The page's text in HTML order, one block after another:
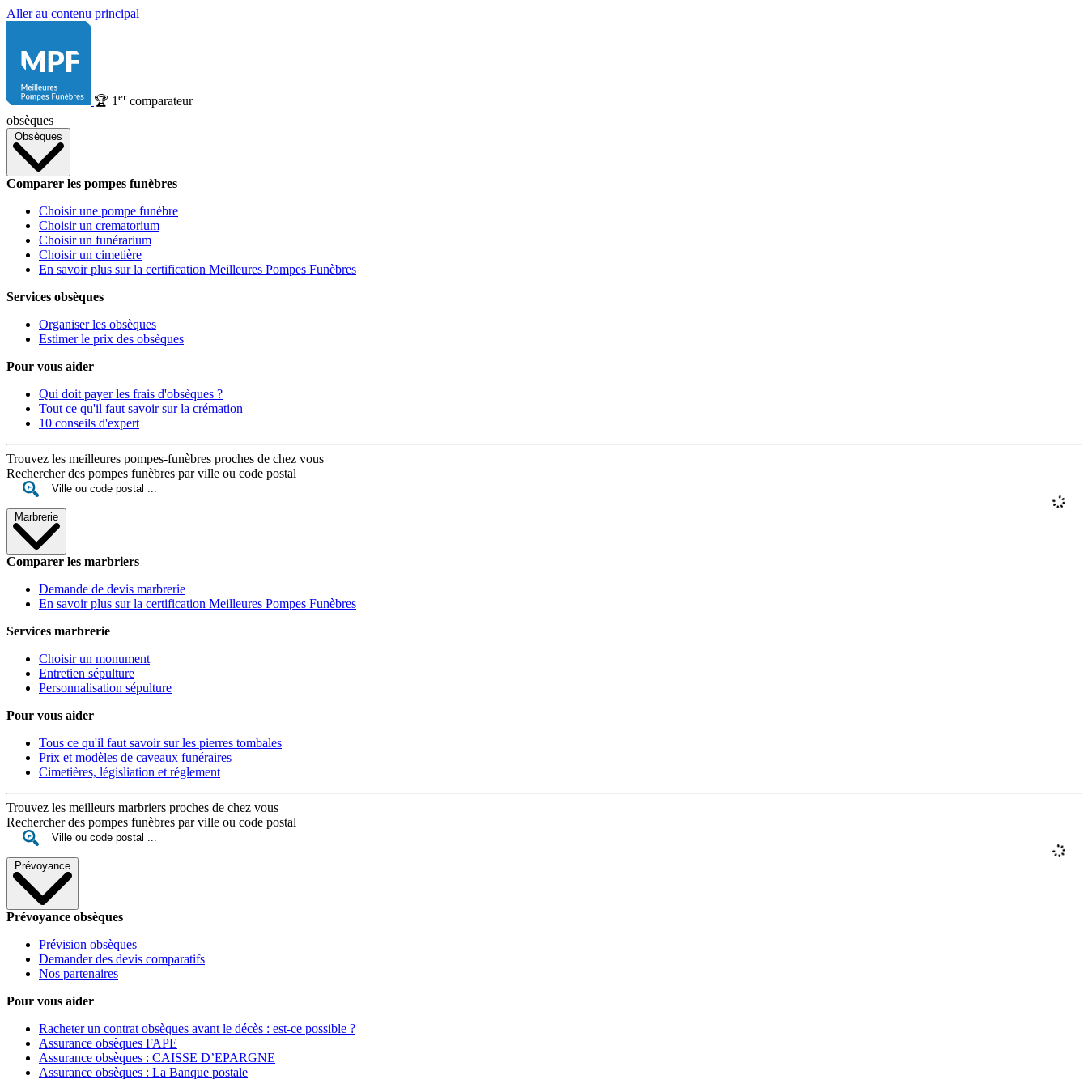
Aller au contenu principal
🏆 1 ercomparateur
obsèques
Obsèques
Comparer les pompes funèbres
Choisir une pompe funèbre
Choisir un crematorium
Choisir un funérarium
Choisir un cimetière
En savoir plus sur la certification Meilleures Pompes Funèbres
Services obsèques
Organiser les obsèques
Estimer le prix des obsèques
Pour vous aider
Qui doit payer les frais d'obsèques ?
Tout ce qu'il faut savoir sur la crémation
10 conseils d'expert
Trouvez les meilleures pompes-funèbres proches de chez vous
Rechercher des pompes funèbres par ville ou code postal
Marbrerie
Comparer les marbriers
Demande de devis marbrerie
En savoir plus sur la certification Meilleures Pompes Funèbres
Services marbrerie
Choisir un monument
Entretien sépulture
Personnalisation sépulture
Pour vous aider
Tous ce qu'il faut savoir sur les pierres tombales
Prix et modèles de caveaux funéraires
Cimetières, législiation et réglement
Trouvez les meilleurs marbriers proches de chez vous
Rechercher des pompes funèbres par ville ou code postal
Prévoyance
Prévoyance obsèques
Prévision obsèques
Demander des devis comparatifs
Nos partenaires
Pour vous aider
Racheter un contrat obsèques avant le décès : est-ce possible ?
Assurance obsèques FAPE
Assurance obsèques : CAISSE D’EPARGNE
Assurance obsèques : La Banque postale